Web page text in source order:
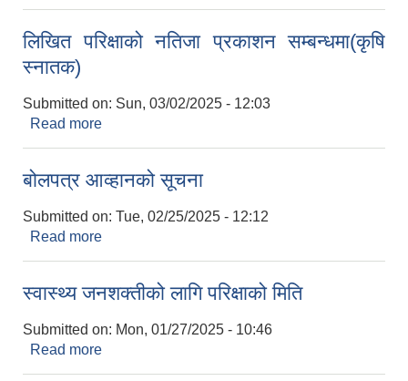
लिखित परिक्षाको नतिजा प्रकाशन सम्बन्धमा(कृषि
स्‍नातक)
Submitted on: Sun, 03/02/2025 - 12:03
Read more
बोलपत्र आव्हानको सूचना
Submitted on: Tue, 02/25/2025 - 12:12
Read more
स्वास्थ्य जनशक्तीको लागि परिक्षाको मिति
Submitted on: Mon, 01/27/2025 - 10:46
Read more